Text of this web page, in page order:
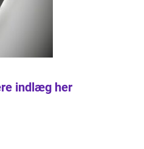
indlæg her